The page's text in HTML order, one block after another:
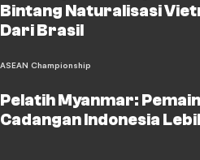
Bintang Naturalisasi
Dari Brasil
ASEAN Championship
Pelatih Myanmar: Pemain
Cadangan Indonesia